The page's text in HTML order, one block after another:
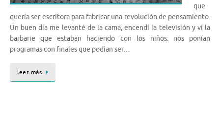
que
quería ser escritora para fabricar una revolución de pensamiento.
Un buen día me levanté de la cama, encendí la televisión y vi la
barbarie que estaban haciendo con los niños: nos ponían
programas con finales que podían ser…
leer más